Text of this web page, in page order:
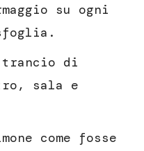
su ogni
trancio di
sala e
come fosse